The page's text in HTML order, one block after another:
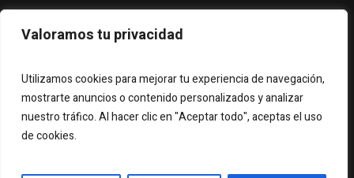
Valoramos tu privacidad
Utilizamos cookies para mejorar tu experiencia de navegación,
mostrarte anuncios o contenido personalizados y analizar
nuestro tráfico. Al hacer clic en "Aceptar todo", aceptas el uso
de cookies.